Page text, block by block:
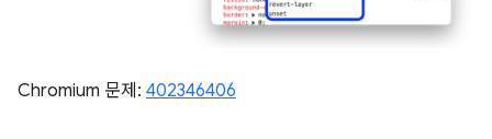
Chromium 문제: 402346406